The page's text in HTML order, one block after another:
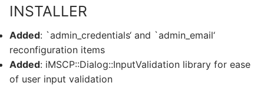
INSTALLER
Added: `admin_credentials‘ and `admin_email‘
reconfiguration items
Added: iMSCP::Dialog::InputValidation library for ease
of user input validation